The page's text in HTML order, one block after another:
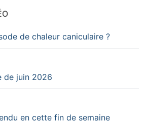
de chaleur caniculaire ?
de juin 2026
en cette fin de semaine